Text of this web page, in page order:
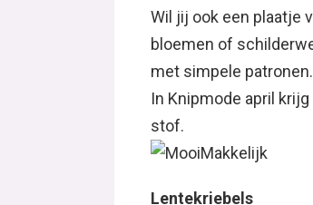
Wil jij ook een plaatje
bloemen of
met simpele patronen.
In Knipmode april
stof.
Lentekriebels